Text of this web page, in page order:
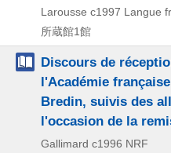
Larousse c1997 Langue
所蔵館1館
Discours de
l'Académie
Bredin, suivis des
l'occasion de la
Gallimard c1996 NRF